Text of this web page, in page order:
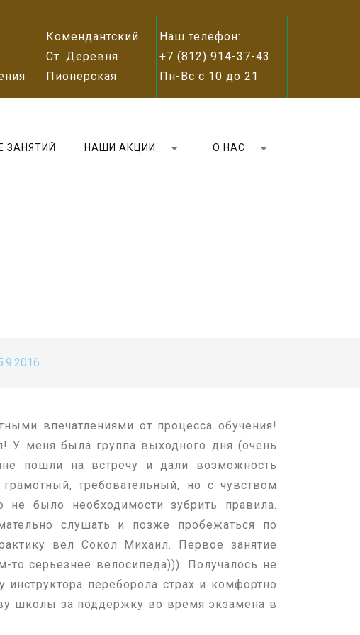
Комендантский
Ст. Деревня
Пионерская
Наш телефон:
+7 (812) 914-37-43
Пн-Вс с 10 до 21
ЗАНЯТИЙ НАШИ АКЦИИ О НАС
впечатлениями от процесса обучения!
У меня была группа выходного дня (очень
пошли на встречу и дали возможность
требовательный, но с чувством
было необходимости зубрить правила.
слушать и позже пробежаться по
вел Сокол Михаил. Первое занятие
серьезнее велосипеда))). Получалось не
переборола страх и комфортно
школы за поддержку во время экзамена в